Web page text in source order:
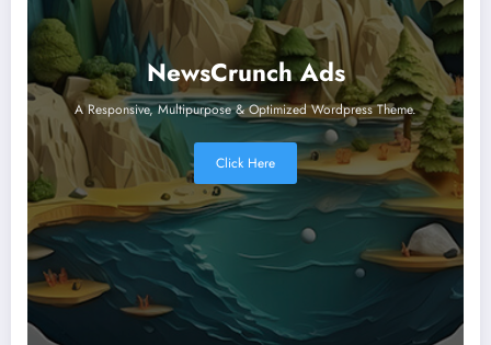
NewsCrunch Ads
A Responsive, Multipurpose & Optimized Wordpress Theme.
Click Here